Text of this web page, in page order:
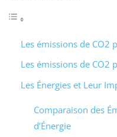
Les émissions de CO2
Les émissions de CO2
Les Énergies et Leur
Comparaison des
d’Énergie